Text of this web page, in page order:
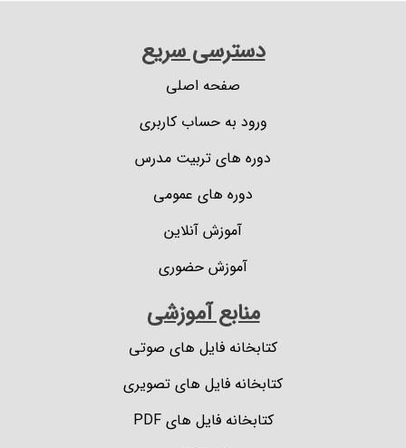
دسترسی سریع
صفحه اصلی
ورود به حساب کاربری
دوره های تربیت مدرس
دوره های عمومی
آموزش آنلاین
آموزش حضوری
منابع آموزشی
کتابخانه فایل های صوتی
کتابخانه فایل های تصویری
کتابخانه فایل های PDF